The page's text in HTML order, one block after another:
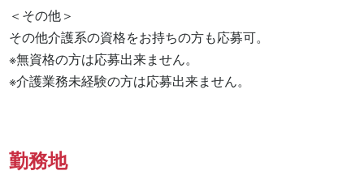
＜その他＞
その他介護系の資格をお持ちの方も応募可。
※無資格の方は応募出来ません。
※介護業務未経験の方は応募出来ません。
勤務地